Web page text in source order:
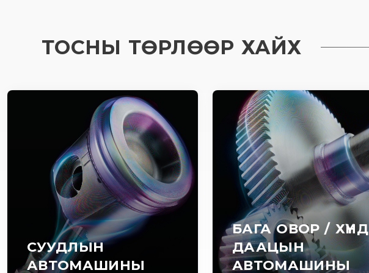
ТОСНЫ ТӨРЛӨӨР ХАЙХ
СУУДЛЫН
АВТОМАШИНЫ
БАГА ОВОР / ХҮНД
ДААЦЫН
АВТОМАШИНЫ